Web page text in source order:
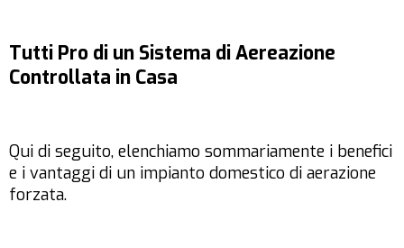
Tutti Pro di un Sistema di Aereazione
Controllata in Casa
Qui di seguito, elenchiamo sommariamente i benefici
e i vantaggi di un impianto domestico di aerazione
forzata.